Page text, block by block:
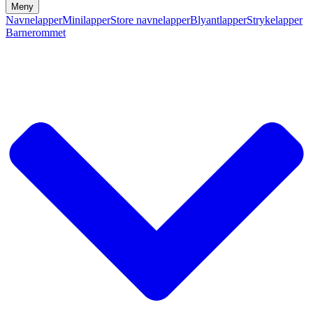
Meny
NavnelapperMinilapperStore navnelapperBlyantlapperStrykelapper
Barnerommet